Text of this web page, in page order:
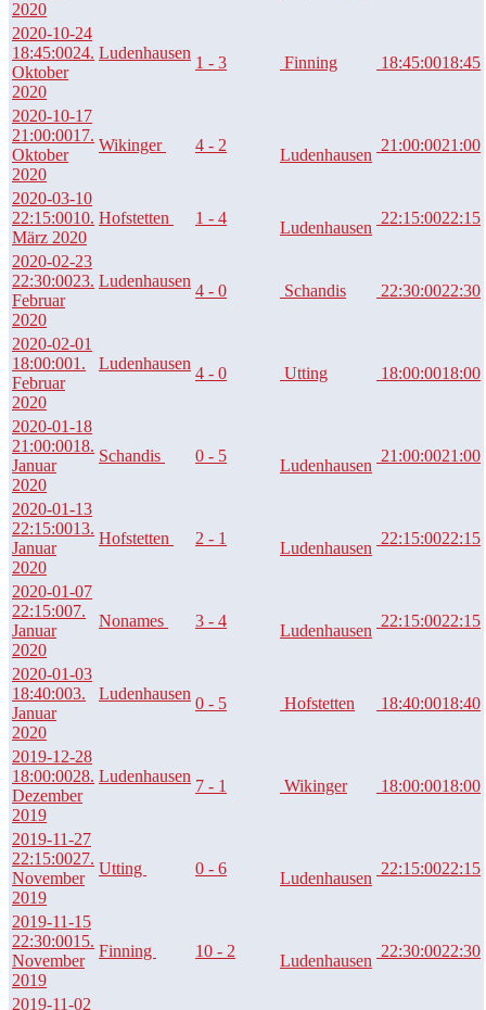
2020
2020-10-24
18:45:0024.
Oktober
2020
Ludenhausen
1 - 3 Finning 18:45:0018:45
2020-10-17
21:00:0017.
Oktober
2020
Wikinger 4 - 2
Ludenhausen
21:00:0021:00
2020-03-10
22:15:0010.
März 2020
Hofstetten 1 - 4
Ludenhausen
22:15:0022:15
2020-02-23
22:30:0023.
Februar
2020
Ludenhausen
4 - 0 Schandis 22:30:0022:30
2020-02-01
18:00:001.
Februar
2020
Ludenhausen
4 - 0 Utting 18:00:0018:00
2020-01-18
21:00:0018.
Januar
2020
Schandis 0 - 5
Ludenhausen
21:00:0021:00
2020-01-13
22:15:0013.
Januar
2020
Hofstetten 2 - 1
Ludenhausen
22:15:0022:15
2020-01-07
22:15:007.
Januar
2020
Nonames 3 - 4
Ludenhausen
22:15:0022:15
2020-01-03
18:40:003.
Januar
2020
Ludenhausen
0 - 5 Hofstetten 18:40:0018:40
2019-12-28
18:00:0028.
Dezember
2019
Ludenhausen
7 - 1 Wikinger 18:00:0018:00
2019-11-27
22:15:0027.
November
2019
Utting 0 - 6
Ludenhausen
22:15:0022:15
2019-11-15
22:30:0015.
November
2019
Finning 10 - 2
Ludenhausen
22:30:0022:30
2019-11-02